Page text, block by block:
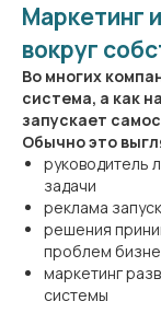
Маркетинг
вокруг
Во многих
система, а как
запускает
Обычно это
руководитель
задачи
реклама
решения
проблем
маркетинг
системы